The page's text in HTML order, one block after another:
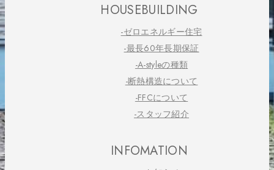
HOUSEBUILDING
-ゼロエネルギー住宅
-最長60年長期保証
-A-styleの種類
-断熱構造について
-FFCについて
-スタッフ紹介
INFOMATION